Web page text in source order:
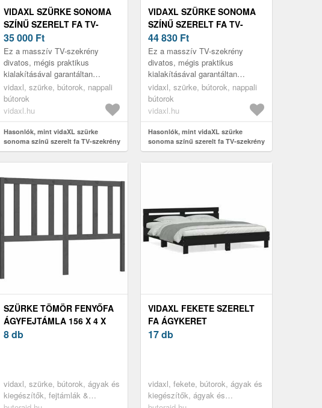
VIDAXL SZÜRKE SONOMA
SZÍNŰ SZERELT FA TV-
SZEKRÉNY 150X36X50 CM
35 000 Ft
Ez a masszív TV-szekrény
divatos, mégis praktikus
kialakításával garantáltan
szobája gyöngyszeme lesz.
vidaxl, szürke, bútorok, nappali
bútorok
vidaxl.hu
Hasonlók, mint vidaXL szürke
sonoma színű szerelt fa TV-szekrény
150x36x50 cm
VIDAXL SZÜRKE SONOMA
SZÍNŰ SZERELT FA TV-
SZEKRÉNY 150X36X50 CM
44 830 Ft
Ez a masszív TV-szekrény
divatos, mégis praktikus
kialakításával garantáltan
szobája gyöngyszeme lesz.
vidaxl, szürke, bútorok, nappali
bútorok
vidaxl.hu
Hasonlók, mint vidaXL szürke
sonoma színű szerelt fa TV-szekrény
150x36x50 cm
SZÜRKE TÖMÖR FENYŐFA
ÁGYFEJTÁMLA 156 X 4 X
100 CM
8 db
vidaxl, szürke, bútorok, ágyak és
kiegészítők, fejtámlák &
VIDAXL FEKETE SZERELT
FA ÁGYKERET
FEJTÁMLÁVAL 200 X 200
17 db
vidaxl, fekete, bútorok, ágyak és
kiegészítők, ágyak és